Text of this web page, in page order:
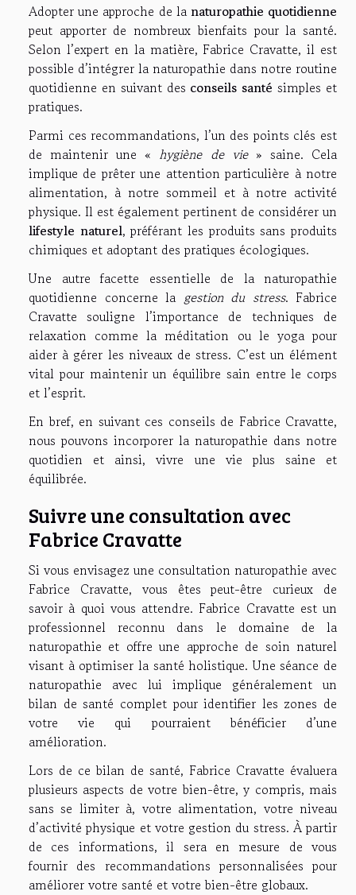
Adopter une approche de la naturopathie quotidienne
peut apporter de nombreux bienfaits pour la santé.
Selon l’expert en la matière, Fabrice Cravatte, il est
possible d’intégrer la naturopathie dans notre routine
quotidienne en suivant des conseils santé simples et
pratiques.
Parmi ces recommandations, l’un des points clés est
de maintenir une « hygiène de vie» saine. Cela
implique de prêter une attention particulière à notre
alimentation, à notre sommeil et à notre activité
physique. Il est également pertinent de considérer un
lifestyle naturel, préférant les produits sans produits
chimiques et adoptant des pratiques écologiques.
Une autre facette essentielle de la naturopathie
quotidienne concerne la gestion du stress. Fabrice
Cravatte souligne l’importance de techniques de
relaxation comme la méditation ou le yoga pour
aider à gérer les niveaux de stress. C’est un élément
vital pour maintenir un équilibre sain entre le corps
et l’esprit.
En bref, en suivant ces conseils de Fabrice Cravatte,
nous pouvons incorporer la naturopathie dans notre
quotidien et ainsi, vivre une vie plus saine et
équilibrée.
Suivre une consultation avec
Fabrice Cravatte
Si vous envisagez une consultation naturopathie avec
Fabrice Cravatte, vous êtes peut-être curieux de
savoir à quoi vous attendre. Fabrice Cravatte est un
professionnel reconnu dans le domaine de la
naturopathie et offre une approche de soin naturel
visant à optimiser la santé holistique. Une séance de
naturopathie avec lui implique généralement un
bilan de santé complet pour identifier les zones de
votre vie qui pourraient bénéficier d’une
amélioration.
Lors de ce bilan de santé, Fabrice Cravatte évaluera
plusieurs aspects de votre bien-être, y compris, mais
sans se limiter à, votre alimentation, votre niveau
d’activité physique et votre gestion du stress. À partir
de ces informations, il sera en mesure de vous
fournir des recommandations personnalisées pour
améliorer votre santé et votre bien-être globaux.